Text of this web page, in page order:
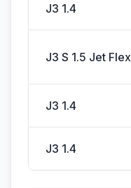
J3 1.4
J3 S 1.5 Jet Flex
J3 1.4
J3 1.4